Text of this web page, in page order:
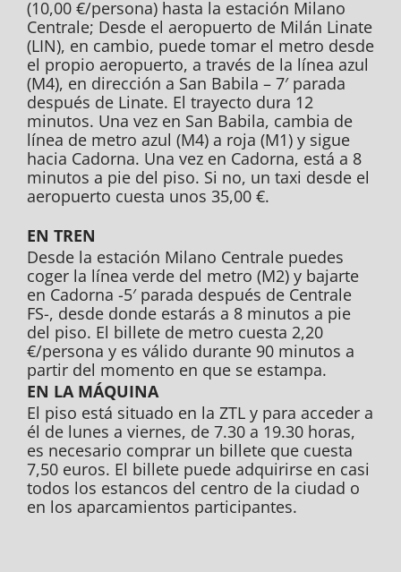
(10,00 €/persona) hasta la estación Milano
Centrale; Desde el aeropuerto de Milán Linate
(LIN), en cambio, puede tomar el metro desde
el propio aeropuerto, a través de la línea azul
(M4), en dirección a San Babila – 7′ parada
después de Linate. El trayecto dura 12
minutos. Una vez en San Babila, cambia de
línea de metro azul (M4) a roja (M1) y sigue
hacia Cadorna. Una vez en Cadorna, está a 8
minutos a pie del piso. Si no, un taxi desde el
aeropuerto cuesta unos 35,00 €.
EN TREN
Desde la estación Milano Centrale puedes
coger la línea verde del metro (M2) y bajarte
en Cadorna -5′ parada después de Centrale
FS-, desde donde estarás a 8 minutos a pie
del piso. El billete de metro cuesta 2,20
€/persona y es válido durante 90 minutos a
partir del momento en que se estampa.
EN LA MÁQUINA
El piso está situado en la ZTL y para acceder a
él de lunes a viernes, de 7.30 a 19.30 horas,
es necesario comprar un billete que cuesta
7,50 euros. El billete puede adquirirse en casi
todos los estancos del centro de la ciudad o
en los aparcamientos participantes.